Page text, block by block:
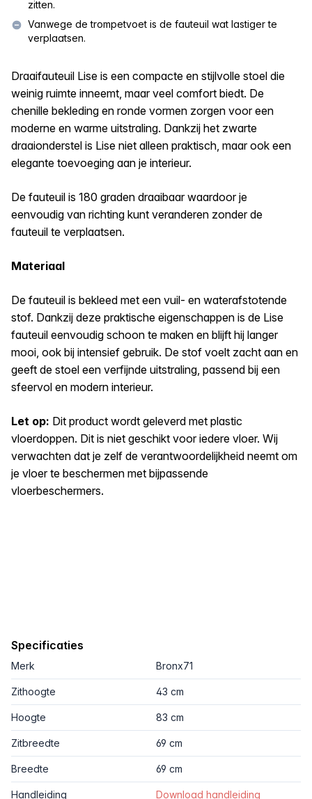
zitten.
Vanwege de trompetvoet is de fauteuil wat lastiger te
verplaatsen.
Draaifauteuil Lise is een compacte en stijlvolle stoel die
weinig ruimte inneemt, maar veel comfort biedt. De
chenille bekleding en ronde vormen zorgen voor een
moderne en warme uitstraling. Dankzij het zwarte
draaionderstel is Lise niet alleen praktisch, maar ook een
elegante toevoeging aan je interieur.
De fauteuil is 180 graden draaibaar waardoor je
eenvoudig van richting kunt veranderen zonder de
fauteuil te verplaatsen.
Materiaal
De fauteuil is bekleed met een vuil- en waterafstotende
stof. Dankzij deze praktische eigenschappen is de Lise
fauteuil eenvoudig schoon te maken en blijft hij langer
mooi, ook bij intensief gebruik. De stof voelt zacht aan en
geeft de stoel een verfijnde uitstraling, passend bij een
sfeervol en modern interieur.
Let op: Dit product wordt geleverd met plastic
vloerdoppen. Dit is niet geschikt voor iedere vloer. Wij
verwachten dat je zelf de verantwoordelijkheid neemt om
je vloer te beschermen met bijpassende
vloerbeschermers.
Specificaties
Merk Bronx71
Zithoogte 43 cm
Hoogte 83 cm
Zitbreedte 69 cm
Breedte 69 cm
Handleiding Download handleiding